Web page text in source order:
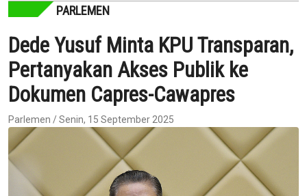
PARLEMEN
Dede Yusuf Minta KPU Transparan,
Pertanyakan Akses Publik ke
Dokumen Capres-Cawapres
Parlemen / Senin, 15 September 2025